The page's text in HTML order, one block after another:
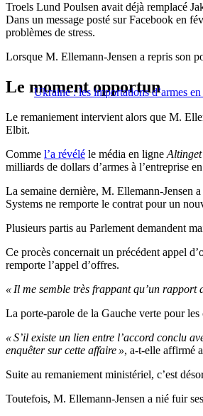
Troels Lund Poulsen avait déjà remplacé
Dans un message posté sur Facebook en
problèmes de stress.
Lorsque M. Ellemann-Jensen a repris son
Ukraine : les importations d’armes
Le moment opportun
Le remaniement intervient alors que M.
Elbit.
Comme l’a révélé le média en ligne Altinget
milliards de dollars d’armes à l’entreprise
La semaine dernière, M. Ellemann-Jensen
Systems ne remporte le contrat pour un
Plusieurs partis au Parlement demandent
Ce procès concernait un précédent appel
remporte l’appel d’offres.
« Il me semble très frappant qu’un rapport
La porte-parole de la Gauche verte pour
« S’il existe un lien entre l’accord conclu
enquêter sur cette affaire », a-t-elle affirmé
Suite au remaniement ministériel, c’est
Toutefois, M. Ellemann-Jensen a nié fuir